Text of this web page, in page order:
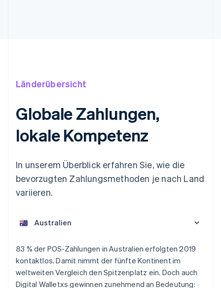
Länderübersicht
Globale Zahlungen,
lokale Kompetenz
In unserem Überblick erfahren Sie, wie die
bevorzugten Zahlungsmethoden je nach Land
variieren.
83 % der POS-Zahlungen in Australien erfolgten 2019
kontaktlos. Damit nimmt der fünfte Kontinent im
weltweiten Vergleich den Spitzenplatz ein. Doch auch
Digital Walletxs gewinnen zunehmend an Bedeutung:
Australien
English
Belgien
NederlandsFrançaisDeutschEnglish
Brasilien